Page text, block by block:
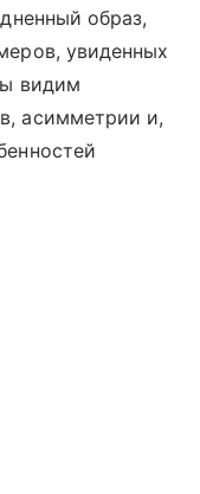
образ,
увиденных
видим
асимметрии и,